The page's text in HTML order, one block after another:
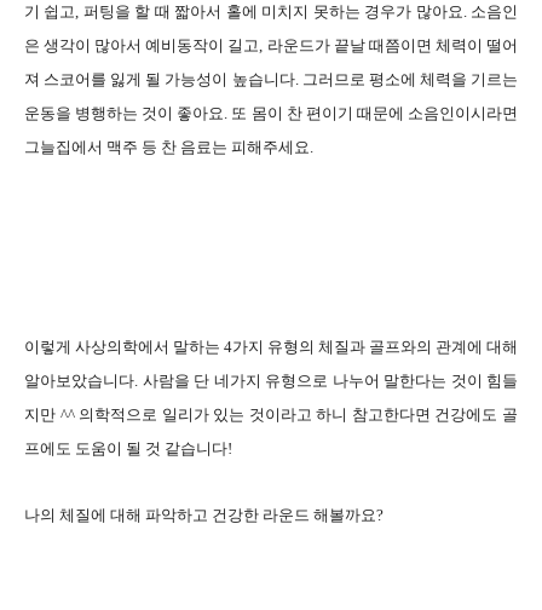
기 쉽고, 퍼팅을 할 때 짧아서 홀에 미치지 못하는 경우가 많아요. 소음인
은 생각이 많아서 예비동작이 길고, 라운드가 끝날 때쯤이면 체력이 떨어
져 스코어를 잃게 될 가능성이 높습니다. 그러므로 평소에 체력을 기르는
운동을 병행하는 것이 좋아요. 또 몸이 찬 편이기 때문에 소음인이시라면
그늘집에서 맥주 등 찬 음료는 피해주세요.
이렇게 사상의학에서 말하는 4가지 유형의 체질과 골프와의 관계에 대해
알아보았습니다. 사람을 단 네가지 유형으로 나누어 말한다는 것이 힘들
지만 ^^ 의학적으로 일리가 있는 것이라고 하니 참고한다면 건강에도 골
프에도 도움이 될 것 같습니다!
나의 체질에 대해 파악하고 건강한 라운드 해볼까요?